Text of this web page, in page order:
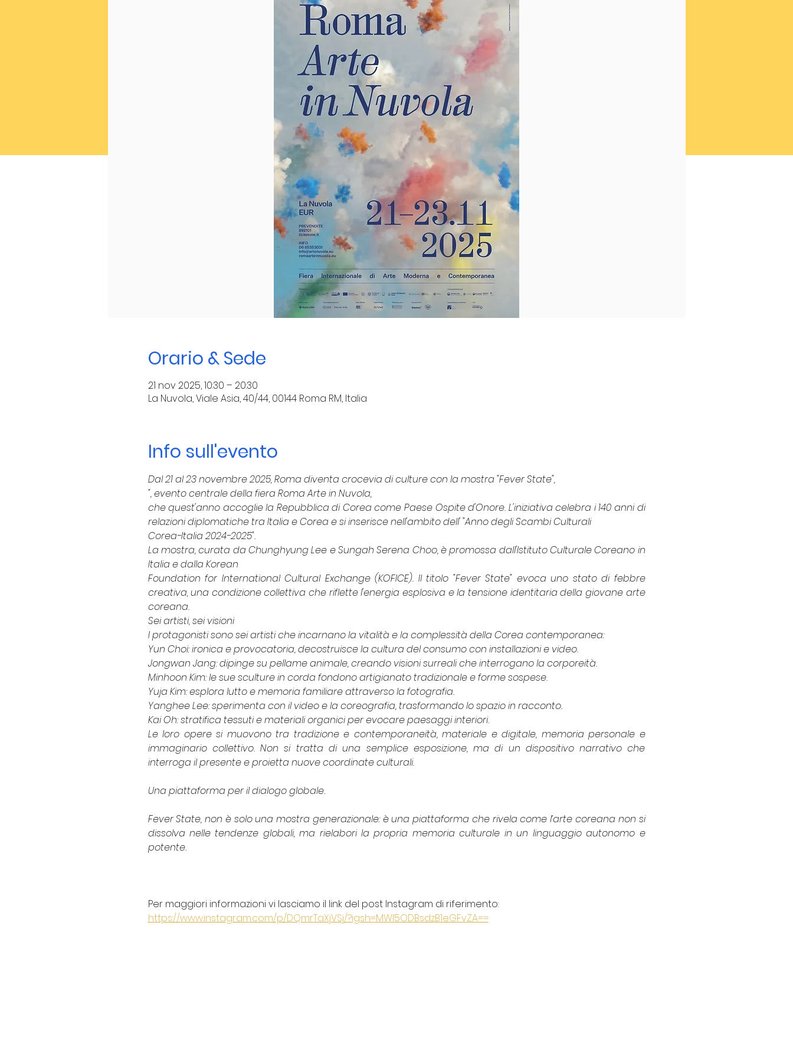
Orario & Sede
21 nov 2025, 10:30 – 20:30
La Nuvola, Viale Asia, 40/44, 00144 Roma RM, Italia
Info sull'evento
Dal 21 al 23 novembre 2025, Roma diventa crocevia di culture con la mostra "Fever State",
", evento centrale della fiera Roma Arte in Nuvola,
che quest'anno accoglie la Repubblica di Corea come Paese Ospite d'Onore. L'iniziativa celebra i 140 anni di
relazioni diplomatiche tra Italia e Corea e si inserisce nell'ambito dell' "Anno degli Scambi Culturali
Corea-Italia 2024-2025".
La mostra, curata da Chunghyung Lee e Sungah Serena Choo, è promossa dall'Istituto Culturale Coreano in
Italia e dalla Korean
Foundation for International Cultural Exchange (KOFICE). Il titolo "Fever State" evoca uno stato di febbre
creativa, una condizione collettiva che riflette l'energia esplosiva e la tensione identitaria della giovane arte
coreana.
Sei artisti, sei visioni
I protagonisti sono sei artisti che incarnano la vitalità e la complessità della Corea contemporanea:
Yun Choi: ironica e provocatoria, decostruisce la cultura del consumo con installazioni e video.
Jongwan Jang: dipinge su pellame animale, creando visioni surreali che interrogano la corporeità.
Minhoon Kim: le sue sculture in corda fondono artigianato tradizionale e forme sospese.
Yuja Kim: esplora lutto e memoria familiare attraverso la fotografia.
Yanghee Lee: sperimenta con il video e la coreografia, trasformando lo spazio in racconto.
Kai Oh: stratifica tessuti e materiali organici per evocare paesaggi interiori.
Le loro opere si muovono tra tradizione e contemporaneità, materiale e digitale, memoria personale e
immaginario collettivo. Non si tratta di una semplice esposizione, ma di un dispositivo narrativo che
interroga il presente e proietta nuove coordinate culturali.
Una piattaforma per il dialogo globale.
Fever State, non è solo una mostra generazionale: è una piattaforma che rivela come l’arte coreana non si
dissolva nelle tendenze globali, ma rielabori la propria memoria culturale in un linguaggio autonomo e
potente.
Per maggiori informazioni vi lasciamo il link del post Instagram di riferimento:
https://www.instagram.com/p/DQmrTaXjVSj/?igsh=MWI5ODBsdzB1eGFvZA==